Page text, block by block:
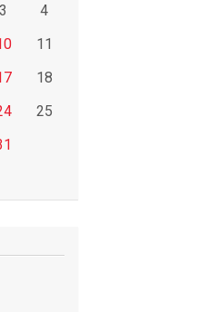
3
4
11
18
25